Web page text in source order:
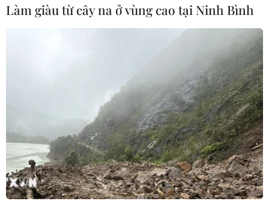
Xem thêm
CƠ QUAN CHỦ QUẢN: THÔNG TẤN XÃ VIỆT NAM
Tổng Biên tập: TRẦN TIẾN DUẨN
Phó Tổng Biên tập: NGUYỄN THỊ TÁM, KHÚC THANH
THỦY
Sở hữu trí tuệ
Quy định sử dụng
Làm giàu từ cây na ở vùng cao tại Ninh Bình